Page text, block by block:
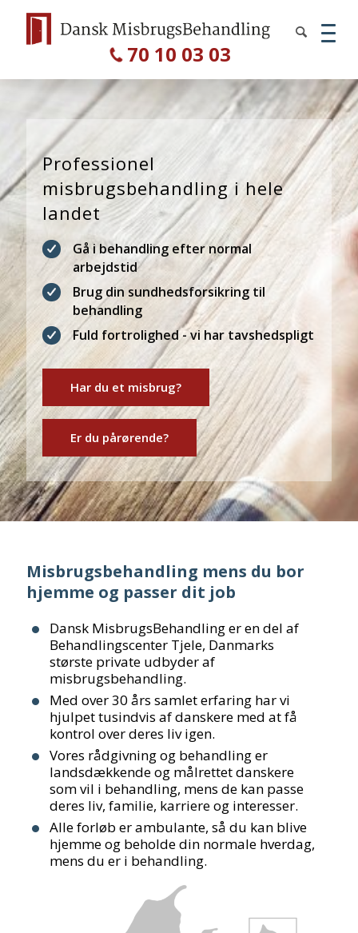
70 10 03 03
Professionel
misbrugsbehandling i hele
landet
Gå i behandling efter normal
arbejdstid
Brug din sundhedsforsikring til
behandling
Fuld fortrolighed - vi har tavshedspligt
Har du et misbrug?
Er du pårørende?
Misbrugsbehandling mens du bor
hjemme og passer dit job
Dansk MisbrugsBehandling er en del af
Behandlingscenter Tjele, Danmarks
største private udbyder af
misbrugsbehandling.
Med over 30 års samlet erfaring har vi
hjulpet tusindvis af danskere med at få
kontrol over deres liv igen.
Vores rådgivning og behandling er
landsdækkende og målrettet danskere
som vil i behandling, mens de kan passe
deres liv, familie, karriere og interesser.
Alle forløb er ambulante, så du kan blive
hjemme og beholde din normale hverdag,
mens du er i behandling.